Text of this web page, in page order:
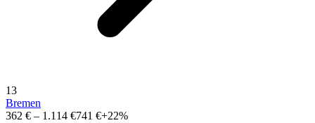
13
Bremen
362 € – 1.114 €741 €+22%